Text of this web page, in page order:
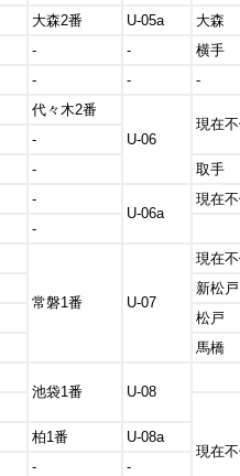
大森2番 U-05a
大森
- -
横手
- -
-
代々木2番
U-06
現在
-
-
取手
-
U-06a
現在
-
常磐1番 U-07
現在
新松戸
松戸
馬橋
池袋1番
U-08
現在
柏1番
U-08a
-
-